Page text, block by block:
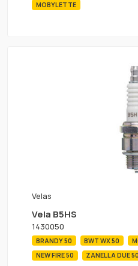
MOBYLETTE
Velas
Vela B5HS
1430050
BRANDY 50 BWT WX 50
NEW FIRE 50
ZANELLA DUE 50